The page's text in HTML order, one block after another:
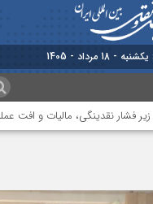
- 18 مرداد - 1405
نقدینگی، مالیات و افت عملیات